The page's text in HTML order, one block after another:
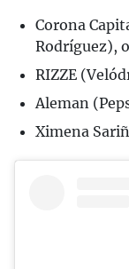
Corona
Rodríguez),
RIZZE
Aleman
Ximena